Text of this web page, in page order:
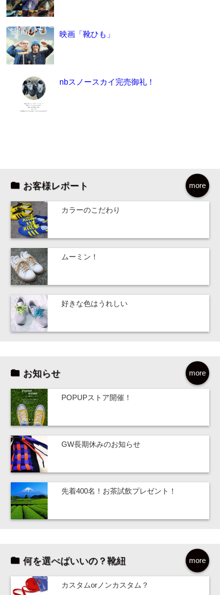
映画「靴ひも」
nbスノースカイ完売御礼！
more
お客様レポート
カラーのこだわり
ムーミン！
好きな色はうれしい
more
お知らせ
POPUPストア開催！
GW長期休みのお知らせ
先着400名！お茶試飲プレゼント！
more
何を選べばいいの？靴紐
カスタムorノンカスタム？